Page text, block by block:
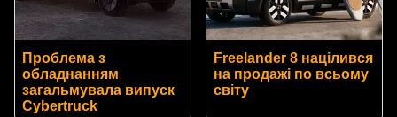
Проблема з
обладнанням
загальмувала випуск
Cybertruck
Freelander 8 націлився
на продажі по всьому
світу